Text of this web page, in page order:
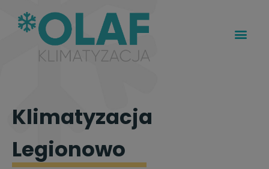
Klimatyzacja
Legionowo